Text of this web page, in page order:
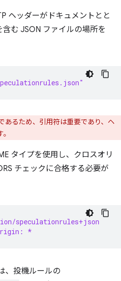
ヘッダーがドキュメントとと
む JSON ファイルの場所を
あるため、引用符は重要であり、ヘ
タイプを使用し、クロスオリ
チェックに合格する必要が
speculationrules+json
*
、投機ルールの